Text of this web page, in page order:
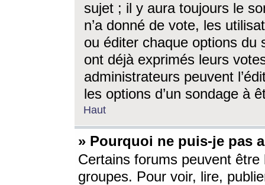
sujet ; il y aura toujours le
n’a donné de vote, les
ou éditer chaque options du
ont déjà exprimés leurs
administrateurs peuvent
les options d’un sondage à
Haut
» Pourquoi ne puis-je pas
Certains forums peuvent être
groupes. Pour voir, lire,